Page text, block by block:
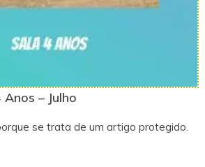
– Julho
se trata de um artigo protegido.